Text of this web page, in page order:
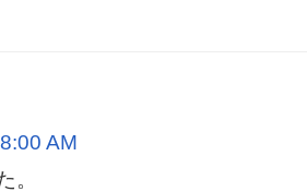
AM
。